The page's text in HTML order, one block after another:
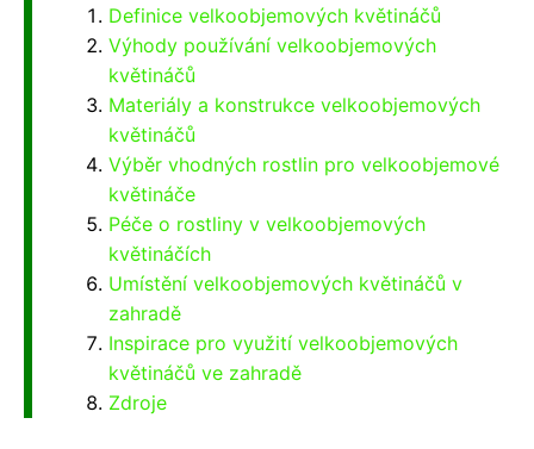
Definice velkoobjemových květináčů
Výhody používání velkoobjemových
květináčů
Materiály a konstrukce velkoobjemových
květináčů
Výběr vhodných rostlin pro velkoobjemové
květináče
Péče o rostliny v velkoobjemových
květináčích
Umístění velkoobjemových květináčů v
zahradě
Inspirace pro využití velkoobjemových
květináčů ve zahradě
Zdroje